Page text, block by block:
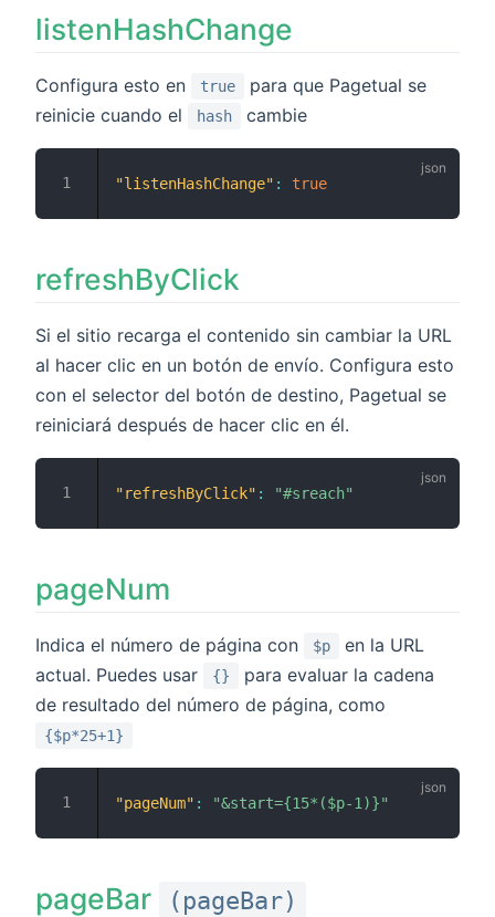
listenHashChange
Configura esto en true
para que Pagetual se
reinicie cuando el
hash cambie
"listenHashChange" : true
refreshByClick
Si el sitio recarga el contenido sin cambiar la URL
al hacer clic en un botón de envío. Configura esto
con el selector del botón de destino, Pagetual se
reiniciará después de hacer clic en él.
"refreshByClick" : "#sreach"
pageNum
Indica el número de página con $p
en la URL
actual. Puedes usar
{}
para evaluar la cadena
de resultado del número de página, como
{$p*25+1}
"pageNum" : "&start={15*($p-1)}"
pageBar (pageBar)